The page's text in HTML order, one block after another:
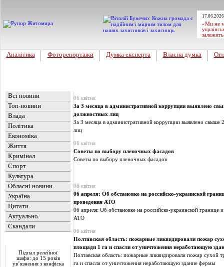
«Ми не
Аналітика Фоторепортажи Думка експерта Власна думка
Всі новини
Топ-новини
Влада
Політика
Економіка
Життя
Кримінал
Спорт
Культура
Обласні новини
Україна
Цитати
Актуально
Скандали
Підпал релейної
шафи: до 15 років
ув’язнення з конфіска
06 квітня
За 3 месяца в административной коррупции выявлено
должностных лиц
За 3 месяца в административной коррупции выявлено свыше
лиц
06 квітня
Советы по выбору пленочных фасадов
Советы по выбору пленочных фасадов
06 квітня
06 апреля: Об обстановке на российско-украинской
проведения АТО
06 апреля: Об обстановке на российско-украинской границе
АТО
06 квітня
Полтавская область: пожарные ликвидировали пожар
площади 1 га и спасли от уничтожения неработающую
Полтавская область: пожарные ликвидировали пожар сухой
га и спасли от уничтожения неработающую здание фермы